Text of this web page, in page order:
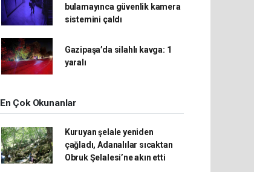
bulamayınca güvenlik kamera
sistemini çaldı
Gazipaşa’da silahlı kavga: 1
yaralı
En Çok Okunanlar
Kuruyan şelale yeniden
çağladı, Adanalılar sıcaktan
Obruk Şelalesi’ne akın etti